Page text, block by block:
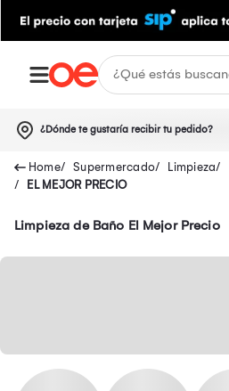
¿Dónde te gustaría recibir tu pedido?
Supermercado Limpieza
EL MEJOR PRECIO
Limpieza de Baño El Mejor Precio